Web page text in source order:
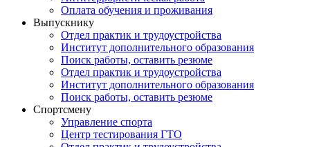
Оплата обучения и проживания
Выпускнику
Отдел практик и трудоустройства
Институт дополнительного образования
Поиск работы, оставить резюме
Отдел практик и трудоустройства
Институт дополнительного образования
Поиск работы, оставить резюме
Спортсмену
Управление спорта
Центр тестирования ГТО